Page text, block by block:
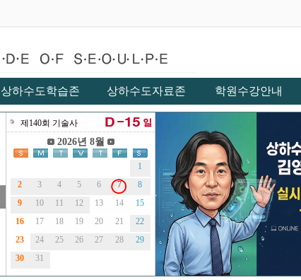
상하수도학습존 상하수도자료존 학원수강안내